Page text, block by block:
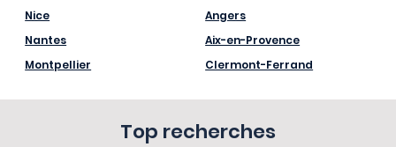
Nice
Nantes
Montpellier
Angers
Aix-en-Provence
Clermont-Ferrand
Top recherches